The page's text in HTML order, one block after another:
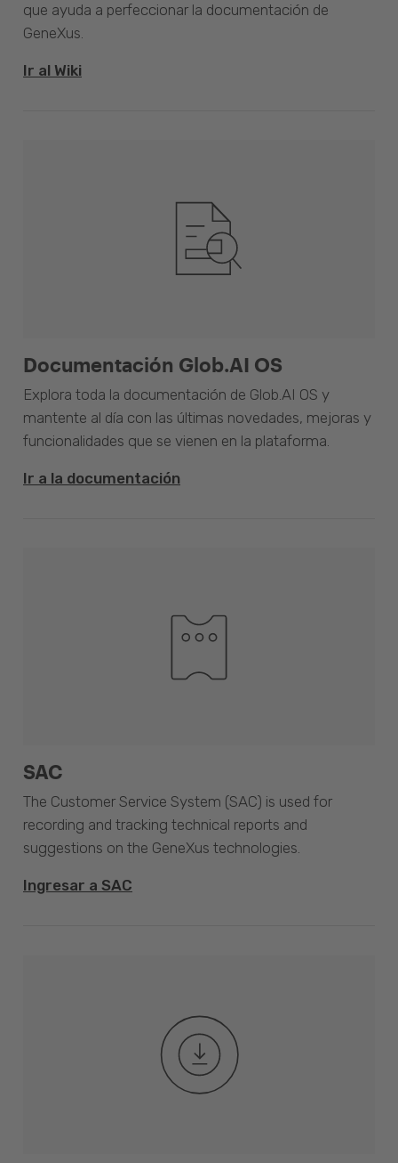
que ayuda a perfeccionar la documentación de
GeneXus.
Ir al Wiki
Documentación Glob.AI OS
Explora toda la documentación de Glob.AI OS y
mantente al día con las últimas novedades, mejoras y
funcionalidades que se vienen en la plataforma.
Ir a la documentación
SAC
The Customer Service System (SAC) is used for
recording and tracking technical reports and
suggestions on the GeneXus technologies.
Ingresar a SAC